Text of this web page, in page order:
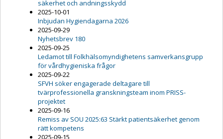
säkerhet och andningsskydd
2025-10-01
Inbjudan Hygiendagarna 2026
2025-09-29
Nyhetsbrev 180
2025-09-25
Ledamot till Folkhälsomyndighetens samverkansgrupp
för vårdhygieniska frågor
2025-09-22
SFVH söker engagerade deltagare till
tvärprofessionella granskningsteam inom PRISS-
projektet
2025-09-16
Remiss av SOU 2025:63 Stärkt patientsäkerhet genom
rätt kompetens
2025-09-15